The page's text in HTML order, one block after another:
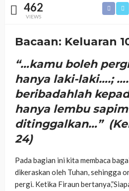
462
VIEWS
Bacaan: Keluaran
“…kamu boleh
hanya laki-laki….;
beribadahlah
hanya lembu
ditinggalkan…”
24)
Pada bagian ini kita membaca
dikeraskan oleh Tuhan, sehingga
pergi. Ketika Firaun